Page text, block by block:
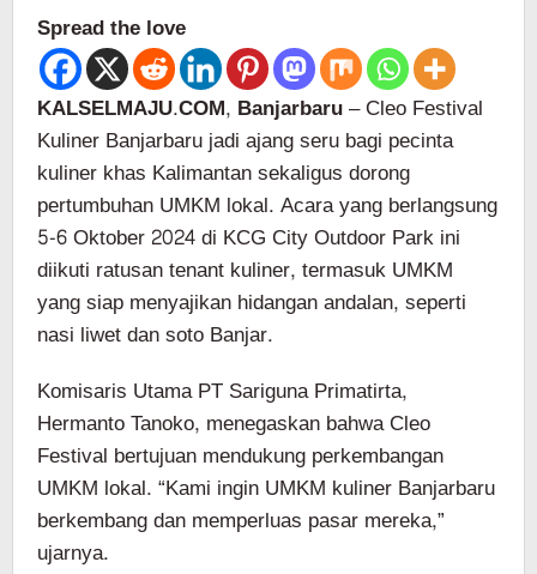
Spread the love
KALSELMAJU.COM, Banjarbaru– Cleo Festival
Kuliner Banjarbaru jadi ajang seru bagi pecinta
kuliner khas Kalimantan sekaligus dorong
pertumbuhan UMKM lokal. Acara yang berlangsung
5-6 Oktober 2024 di KCG City Outdoor Park ini
diikuti ratusan tenant kuliner, termasuk UMKM
yang siap menyajikan hidangan andalan, seperti
nasi liwet dan soto Banjar.
Komisaris Utama PT Sariguna Primatirta,
Hermanto Tanoko, menegaskan bahwa Cleo
Festival bertujuan mendukung perkembangan
UMKM lokal. “Kami ingin UMKM kuliner Banjarbaru
berkembang dan memperluas pasar mereka,”
ujarnya.